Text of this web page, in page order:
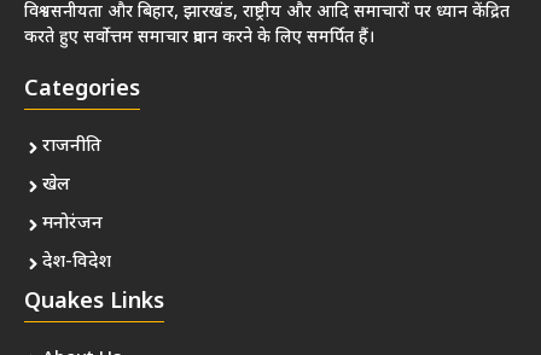
विश्वसनीयता और बिहार, झारखंड, राष्ट्रीय और आदि समाचारों पर ध्यान केंद्रित
करते हुए सर्वोत्तम समाचार प्रदान करने के लिए समर्पित हैं।
Categories
राजनीति
खेल
मनोरंजन
देश-विदेश
Quakes Links